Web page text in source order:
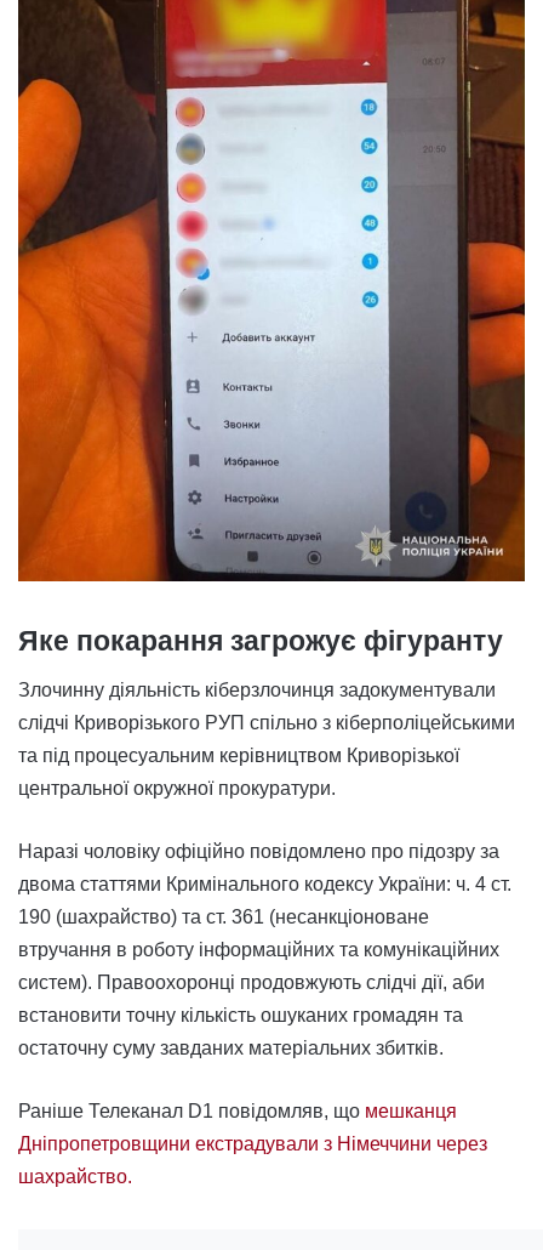
Яке покарання загрожує фігуранту
Злочинну діяльність кіберзлочинця задокументували
слідчі Криворізького РУП спільно з кіберполіцейськими
та під процесуальним керівництвом Криворізької
центральної окружної прокуратури.
Наразі чоловіку офіційно повідомлено про підозру за
двома статтями Кримінального кодексу України: ч. 4 ст.
190 (шахрайство) та ст. 361 (несанкціоноване
втручання в роботу інформаційних та комунікаційних
систем). Правоохоронці продовжують слідчі дії, аби
встановити точну кількість ошуканих громадян та
остаточну суму завданих матеріальних збитків.
Раніше Телеканал D1 повідомляв, що мешканця
Дніпропетровщини екстрадували з Німеччини через
шахрайство.